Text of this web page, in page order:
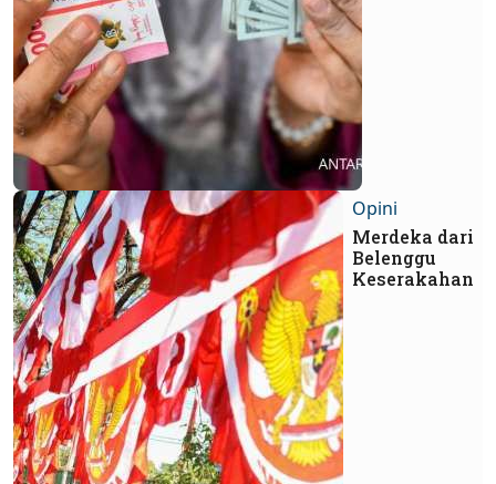
Opini
Merdeka dari
Belenggu
Keserakahan